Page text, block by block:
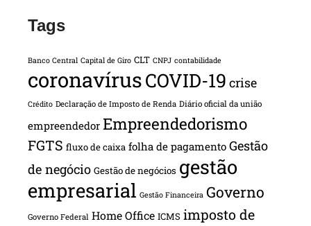
Tags
Banco Central Capital de Giro CLT CNPJ contabilidade
coronavírusCOVID-19 crise
Crédito Declaração de Imposto de Renda Diário oficial da união
empreendedor Empreendedorismo
FGTS fluxo de caixa folha de pagamento Gestão
de negócio Gestão de negócios gestão
empresarial Gestão Financeira Governo
Governo Federal Home Office ICMS imposto de